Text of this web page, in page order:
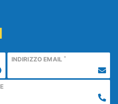
INDIRIZZO EMAIL *